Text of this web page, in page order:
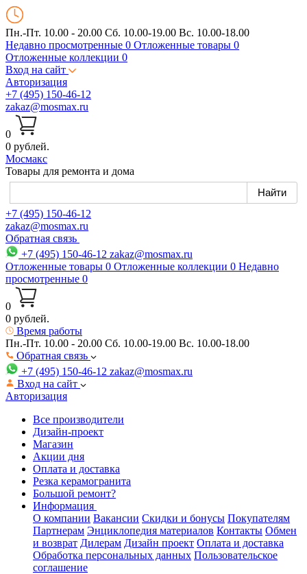
Пн.-Пт. 10.00 - 20.00 Сб. 10.00-19.00 Вс. 10.00-18.00
Недавно просмотренные 0 Отложенные товары 0
Отложенные коллекции 0
Вход на сайт
Авторизация
+7 (495) 150-46-12
zakaz@mosmax.ru
0
0 рублей.
Мосмакс
Товары для ремонта и дома
+7 (495) 150-46-12
zakaz@mosmax.ru
Обратная связь
+7 (495) 150-46-12 zakaz@mosmax.ru
Отложенные товары 0 Отложенные коллекции 0 Недавно
просмотренные 0
0
0 рублей.
Время работы
Пн.-Пт. 10.00 - 20.00 Сб. 10.00-19.00 Вс. 10.00-18.00
Обратная связь
+7 (495) 150-46-12 zakaz@mosmax.ru
Вход на сайт
Авторизация
Все производители
Дизайн-проект
Магазин
Акции дня
Оплата и доставка
Резка керамогранита
Большой ремонт?
Информация
О компании Вакансии Скидки и бонусы Покупателям
Партнерам Энциклопедия материалов Контакты Обмен
и возврат Дилерам Дизайн проект Оплата и доставка
Обработка персональных данных Пользовательское
соглашение